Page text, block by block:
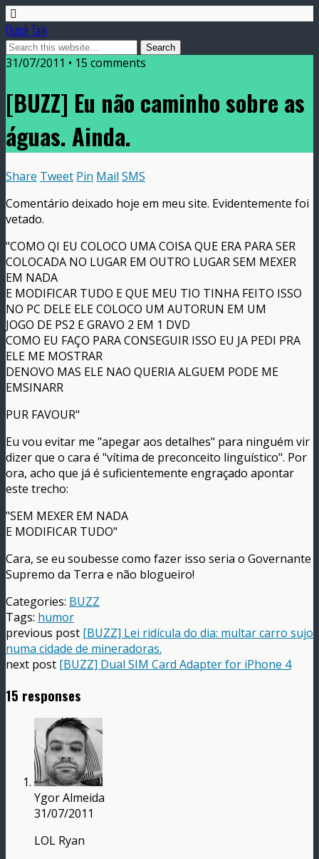
Quick Talk
31/07/2011 • 15 comments
[BUZZ] Eu não caminho sobre as
águas. Ainda.
Share Tweet Pin Mail SMS
Comentário deixado hoje em meu site. Evidentemente foi
vetado.
"COMO QI EU COLOCO UMA COISA QUE ERA PARA SER
COLOCADA NO LUGAR EM OUTRO LUGAR SEM MEXER
EM NADA
E MODIFICAR TUDO E QUE MEU TIO TINHA FEITO ISSO
NO PC DELE ELE COLOCO UM AUTORUN EM UM
JOGO DE PS2 E GRAVO 2 EM 1 DVD
COMO EU FAÇO PARA CONSEGUIR ISSO EU JA PEDI PRA
ELE ME MOSTRAR
DENOVO MAS ELE NAO QUERIA ALGUEM PODE ME
EMSINARR
PUR FAVOUR"
Eu vou evitar me "apegar aos detalhes" para ninguém vir
dizer que o cara é "vítima de preconceito linguístico". Por
ora, acho que já é suficientemente engraçado apontar
este trecho:
"SEM MEXER EM NADA
E MODIFICAR TUDO"
Cara, se eu soubesse como fazer isso seria o Governante
Supremo da Terra e não blogueiro!
Categories: BUZZ
Tags: humor
previous post [BUZZ] Lei ridícula do dia: multar carro sujo
numa cidade de mineradoras.
next post [BUZZ] Dual SIM Card Adapter for iPhone 4
15 responses
Ygor Almeida
31/07/2011
LOL Ryan